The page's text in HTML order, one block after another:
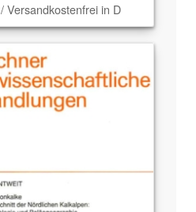
/ Versandkostenfrei in D